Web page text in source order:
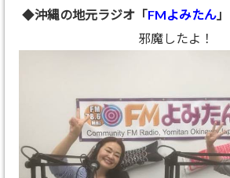
◆沖縄の地元ラジオ「FMよみたん 」
邪魔したよ！